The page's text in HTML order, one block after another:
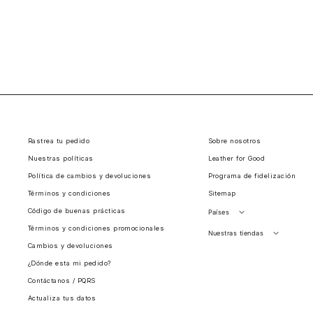
Rastrea tu pedido
Nuestras políticas
Política de cambios y devoluciones
Términos y condiciones
Código de buenas prácticas
Términos y condiciones promocionales
Cambios y devoluciones
¿Dónde esta mi pedido?
Contáctanos / PQRS
Actualiza tus datos
Sobre nosotros
Leather for Good
Programa de fidelización
Sitemap
Países
Perú
Nuestras tiendas